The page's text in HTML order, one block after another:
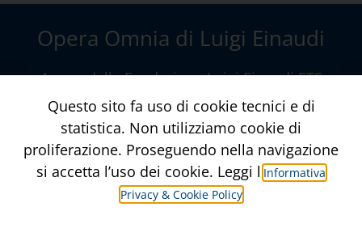
Opera Omnia di Luigi Einaudi
A cura dellaFondazione Luigi Einaudi ETS
Via della Conciliazione, 10 – Roma
www.fondazioneluigieinaudi.it
Contatti
Crediti
Informativa Privacy & Privacy Policy